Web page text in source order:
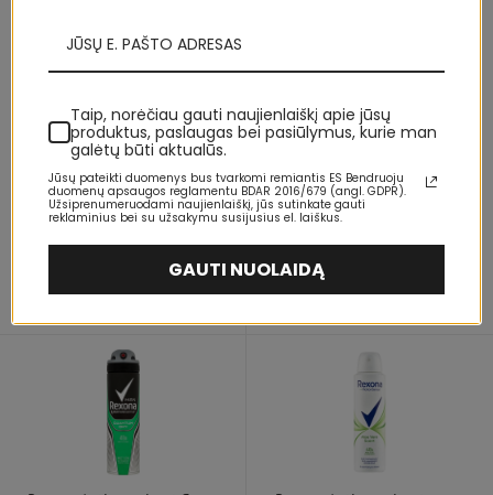
Rexona Antiperspirant Spray
Men Cobalt Motionsense Dry
150 ml 150ml dezodorantas
Men Motionsense Cobalt Dry
200 ml 200ml dezodorantas
nuo
Taip, norėčiau gauti naujienlaiškį apie jūsų
produktus, paslaugas bei pasiūlymus, kurie man
galėtų būti aktualūs.
Jūsų pateikti duomenys bus tvarkomi remiantis ES Bendruoju
duomenų apsaugos reglamentu BDAR 2016/679 (angl. GDPR).
Užsiprenumeruodami naujienlaiškį, jūs sutinkate gauti
reklaminius bei su užsakymu susijusius el. laiškus.
GAUTI NUOLAIDĄ